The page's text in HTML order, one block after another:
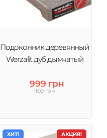
Подоконник деревянный
Werzalit дуб дымчатый
999 грн
1100 грн
АКЦИЯ!
ХИТ!